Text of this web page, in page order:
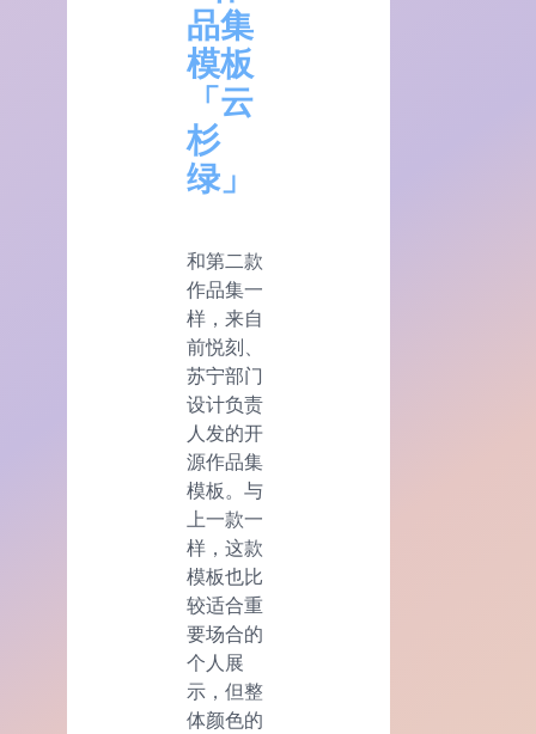
品集
模板
「云
杉
绿」
和第二款
作品集一
样，来自
前悦刻、
苏宁部门
设计负责
人发的开
源作品集
模板。与
上一款一
样，这款
模板也比
较适合重
要场合的
个人展
示，但整
体颜色的